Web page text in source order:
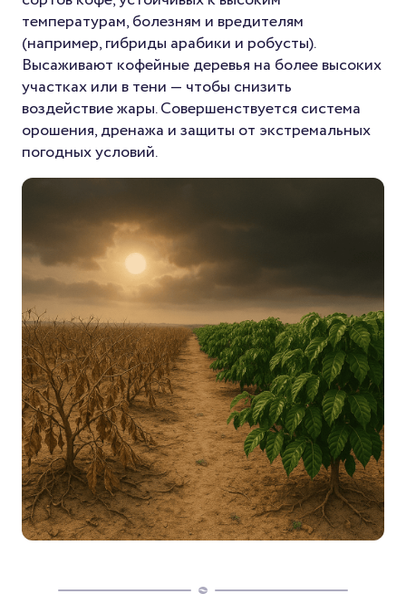
температурам, болезням и вредителям
(например, гибриды арабики и робусты).
Высаживают кофейные деревья на более высоких
участках или в тени — чтобы снизить
воздействие жары. Совершенствуется система
орошения, дренажа и защиты от экстремальных
погодных условий.